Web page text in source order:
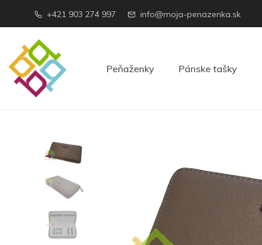
+421 903 274 997 info@moja-penazenka.sk
Peňaženky Pánske tašky